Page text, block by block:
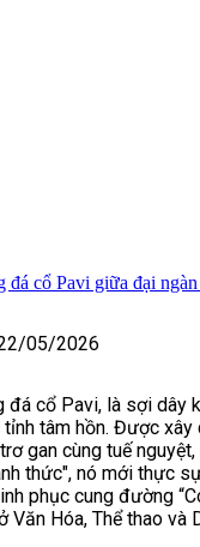
đá cổ Pavi giữa đại
05/2026
cổ Pavi, là sợi dây
tỉnh tâm hồn. Được
gan cùng tuế
thức", nó mới thực
phục cung đường
Văn Hóa, Thể thao và